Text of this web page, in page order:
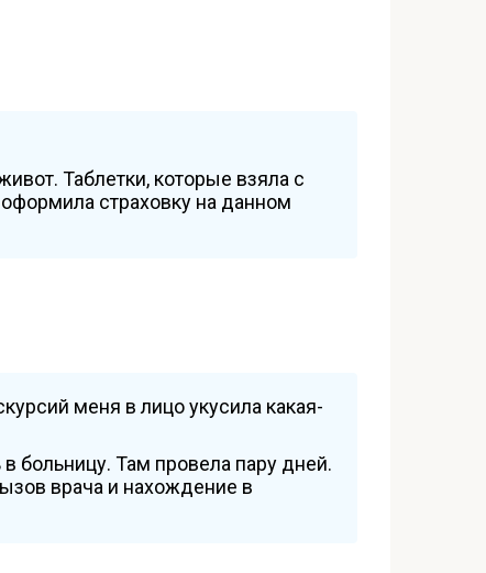
Таблетки, которые взяла с
страховку на данном
меня в лицо укусила какая-
больницу. Там провела пару дней.
врача и нахождение в